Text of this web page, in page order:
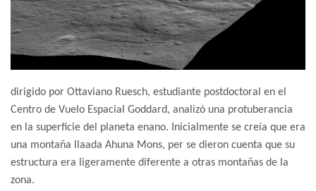
dirigido por Ottaviano Ruesch, estudiante postdoctoral en el
Centro de Vuelo Espacial Goddard, analizó una protuberancia
en la superficie del planeta enano. Inicialmente se creía que era
una montaña llaada Ahuna Mons, per se dieron cuenta que su
estructura era ligeramente diferente a otras montañas de la
zona.